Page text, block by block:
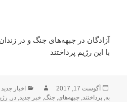
آزادگان در جبهه‌های جنگ و در
با این رژیم پرداختند
ارسال
شده
آگوست 17, 2017 نویسندهدسته‌ها
اخبار جدید
به,پرداختند,جبهه‌های,جنگ,خبر جدید,در,